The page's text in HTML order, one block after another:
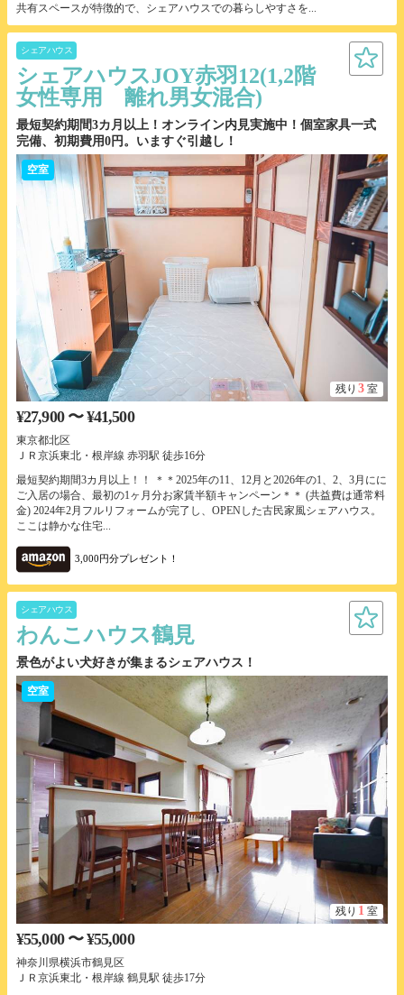
共有スペースが特徴的で、シェアハウスでの暮らしやすさを...
シェアハウス
シェアハウスJOY赤羽12(1,2階
女性専用 離れ男女混合)
最短契約期間3カ月以上！オンライン内見実施中！個室家具一式
完備、初期費用0円。いますぐ引越し！
空室
残り 3 室
¥27,900 〜 ¥41,500
東京都北区
ＪＲ京浜東北・根岸線 赤羽駅 徒歩16分
最短契約期間3カ月以上！！ ＊＊2025年の11、12月と2026年の1、2、3月にに
ご入居の場合、最初の1ヶ月分お家賃半額キャンペーン＊＊ (共益費は通常料
金) 2024年2月フルリフォームが完了し、OPENした古民家風シェアハウス。
ここは静かな住宅...
3,000円分プレゼント！
シェアハウス
わんこハウス鶴見
景色がよい犬好きが集まるシェアハウス！
空室
残り 1 室
¥55,000 〜 ¥55,000
神奈川県横浜市鶴見区
ＪＲ京浜東北・根岸線 鶴見駅 徒歩17分